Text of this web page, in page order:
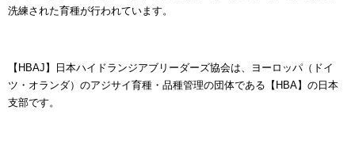
洗練された育種が行われています。
【HBAJ】日本ハイドランジアブリーダーズ協会は、ヨーロッパ（ドイ
ツ・オランダ）のアジサイ育種・品種管理の団体である【HBA】の日本
支部です。